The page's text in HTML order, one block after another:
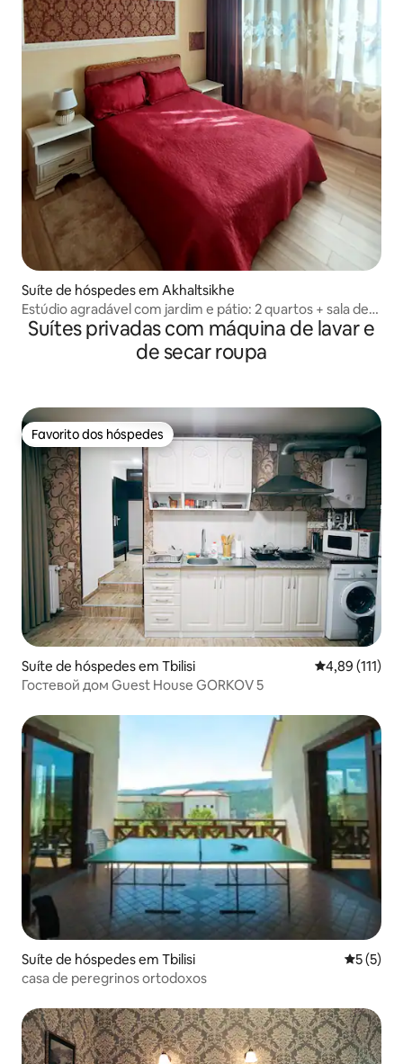
Suíte de hóspedes em Akhaltsikhe
Estúdio agradável com jardim e pátio: 2 quartos + sala de
estar
Suítes privadas com máquina de lavar e
de secar roupa
Favorito dos hóspedes
Favorito dos hóspedes
Suíte de hóspedes em Tbilisi Classificação
4,89 (111)
Гостевой дом Guest House GORKOV 5
Suíte de hóspedes em Tbilisi
5 (5)
casa de peregrinos ortodoxos